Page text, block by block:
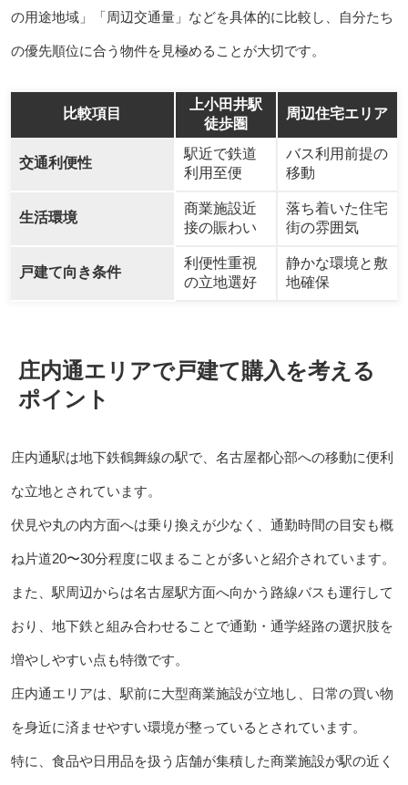
の用途地域」「周辺交通量」などを具体的に比較し、自分たち
の優先順位に合う物件を見極めることが大切です。
比較項目
上小田井駅
徒歩圏
周辺住宅エリア
交通利便性
駅近で鉄道
利用至便
バス利用前提の
移動
生活環境
商業施設近
接の賑わい
落ち着いた住宅
街の雰囲気
戸建て向き条件
利便性重視
の立地選好
静かな環境と敷
地確保
庄内通エリアで戸建て購入を考える
ポイント
庄内通駅は地下鉄鶴舞線の駅で、名古屋都心部への移動に便利
な立地とされています。
伏見や丸の内方面へは乗り換えが少なく、通勤時間の目安も概
ね片道20〜30分程度に収まることが多いと紹介されています。
また、駅周辺からは名古屋駅方面へ向かう路線バスも運行して
おり、地下鉄と組み合わせることで通勤・通学経路の選択肢を
増やしやすい点も特徴です。
庄内通エリアは、駅前に大型商業施設が立地し、日常の買い物
を身近に済ませやすい環境が整っているとされています。
特に、食品や日用品を扱う店舗が集積した商業施設が駅の近く